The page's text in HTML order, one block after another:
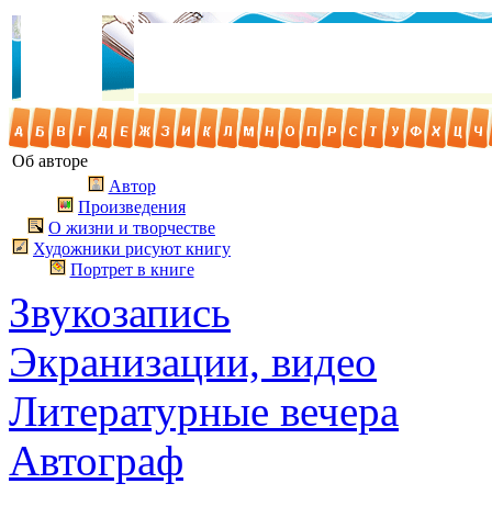
Об авторе
Автор
Произведения
О жизни и творчестве
Художники рисуют книгу
Портрет в книге
Звукозапись
Экранизации, видео
Литературные вечера
Автограф